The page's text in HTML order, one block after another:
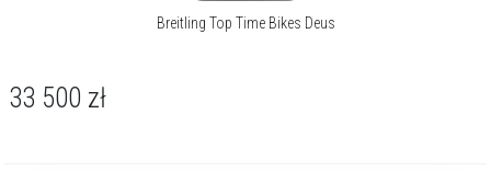
Breitling Top Time Bikes Deus
33 500 zł